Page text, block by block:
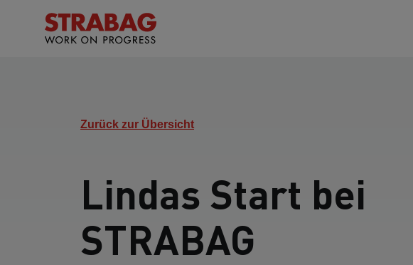
Zurück zur Übersicht
Lindas Start bei
STRABAG